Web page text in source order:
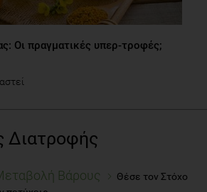
Οι πραγματικές υπερ-τροφές;
Διατροφής
Βάρους
Θέσε τον Στόχο